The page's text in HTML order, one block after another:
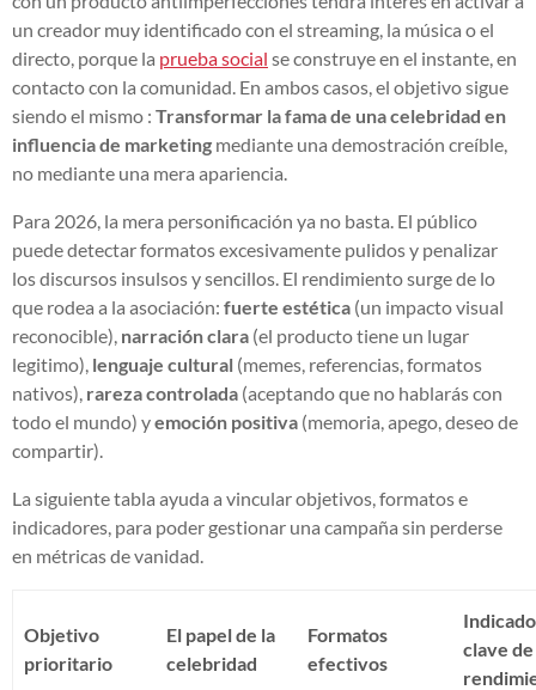
un creador muy identificado con el streaming, la música o el
directo, porque la prueba social se construye en el instante, en
contacto con la comunidad. En ambos casos, el objetivo sigue
siendo el mismo : Transformar la fama de una celebridad en
influencia de marketing mediante una demostración creíble,
no mediante una mera apariencia.
Para 2026, la mera personificación ya no basta. El público
puede detectar formatos excesivamente pulidos y penalizar
los discursos insulsos y sencillos. El rendimiento surge de lo
que rodea a la asociación: fuerte estética (un impacto visual
reconocible), narración clara (el producto tiene un lugar
legitimo), lenguaje cultural (memes, referencias, formatos
nativos), rareza controlada (aceptando que no hablarás con
todo el mundo) yemoción positiva (memoria, apego, deseo de
compartir).
La siguiente tabla ayuda a vincular objetivos, formatos e
indicadores, para poder gestionar una campaña sin perderse
en métricas de vanidad.
Objetivo
prioritario
El papel de la
celebridad
Formatos
efectivos
clave de